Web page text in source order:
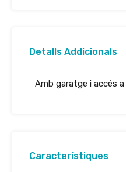
Detalls Addicionals
Amb garatge i accés
Característiques